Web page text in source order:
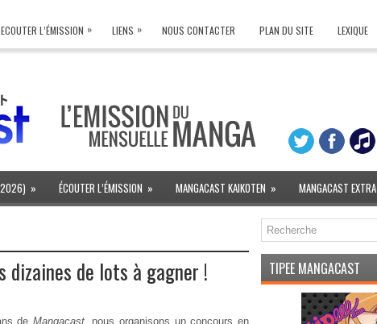
ECOUTER L’ÉMISSION » LIENS » NOUS CONTACTER PLAN DU SITE LEXIQUE
» ÉCOUTER L’ÉMISSION » MANGACAST KAIKOTEN » MANGACAST EXTRA
dizaines de lots à gagner !
de Mangacast, nous organisons un concours en
TIPEE MANGACAST